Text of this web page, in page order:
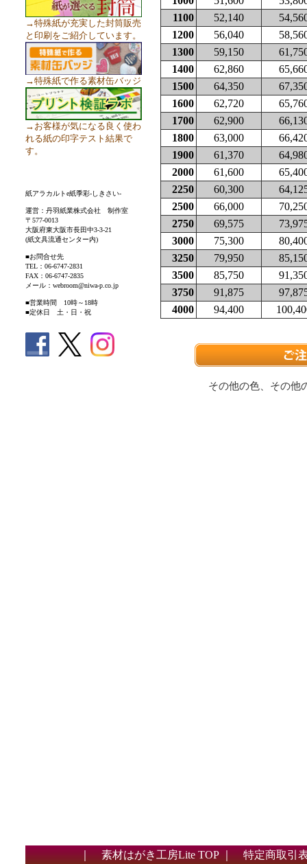
→特殊紙が充実した封筒販売
と印刷をご紹介しています。
→特殊紙で作る素材缶バッジ
→お客様が気になる良く使わ
れる紙の印字テスト結果で
す。
紙アラカルトe紙季彩-しきさい-
運営：丹羽紙業株式会社 制作室
〒577-0013
大阪府東大阪市長田中3-3-21
(紙文具流通センター内)
■お問合せ先
TEL：06-6747-2831
FAX：06-6747-2835
メール：webroom@niwa-p.co.jp
■営業時間 10時～18時
■定休日 土・日・祝
1100
52,140
1200
56,040
1300
59,150
1400
62,860
1500
64,350
1600
62,720
1700
62,900
1800
63,000
1900
61,370
2000
61,600
2250
60,300
2500
66,000
2750
69,575
3000
75,300
3250
79,950
3500
85,750
3750
91,875
4000
94,400
その他の色、その他
素材はがき工房Lite TOP｜ 特定商取引